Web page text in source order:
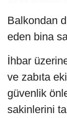
Balkondan
eden bina
İhbar
ve zabıta
güvenlik
sakinlerini